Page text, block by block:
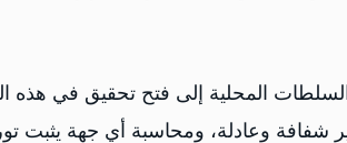
المحلية إلى فتح تحقيق في هذه
شفافة وعادلة، ومحاسبة أي جهة يثبت